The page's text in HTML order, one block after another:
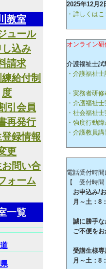
2025年12月2
・詳しくはこ
オンライン
介護福祉士試
・介護福祉
・実務者研
・介護福祉
・社会福祉
・強度行動
・介護教員
電話受付時
【 受付時
お申込み/
月～土：8
誠に勝手な
ご不便をお
受講生様専
月～土：8
教室
ュール
し込み
請求
給付制
度
引会員
再発行
録情報
更
問い合
ォーム
一覧